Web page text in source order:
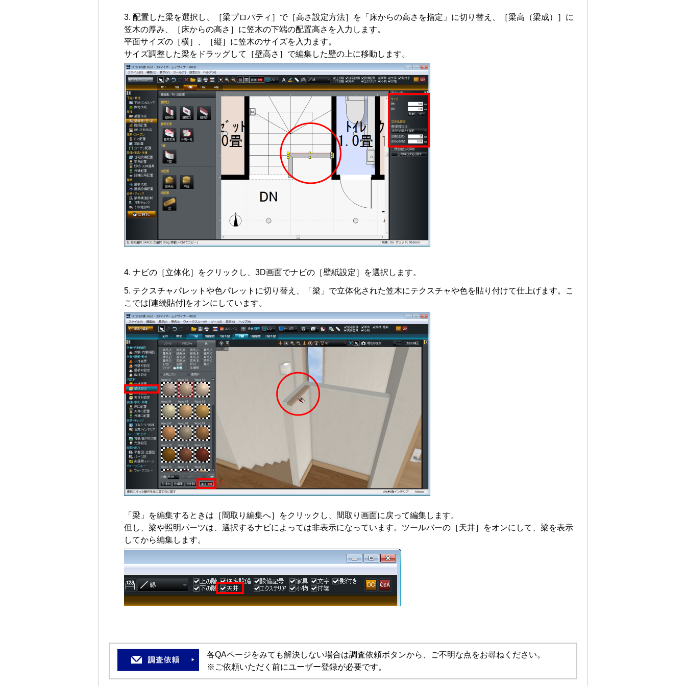
配置した梁を選択し、［梁プロパティ］で［高さ設定方法］を「床からの高さを指定」に切り替え、［梁高（梁成）］に
笠木の厚み、［床からの高さ］に笠木の下端の配置高さを入力します。
平面サイズの［横］、［縦］に笠木のサイズを入力ます。
サイズ調整した梁をドラッグして［壁高さ］で編集した壁の上に移動します。
ナビの［立体化］をクリックし、3D画面でナビの［壁紙設定］を選択します。
テクスチャパレットや色パレットに切り替え、「梁」で立体化された笠木にテクスチャや色を貼り付けて仕上げます。こ
こでは[連続貼付]をオンにしています。
「梁」を編集するときは［間取り編集へ］をクリックし、間取り画面に戻って編集します。
但し、梁や照明パーツは、選択するナビによっては非表示になっています。ツールバーの［天井］をオンにして、梁を表示
してから編集します。
各QAページをみても解決しない場合は調査依頼ボタンから、ご不明な点をお尋ねください。
※ご依頼いただく前にユーザー登録が必要です。